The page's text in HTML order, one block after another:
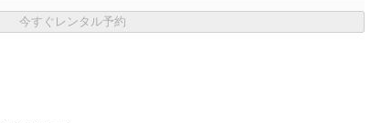
今すぐレンタル予約